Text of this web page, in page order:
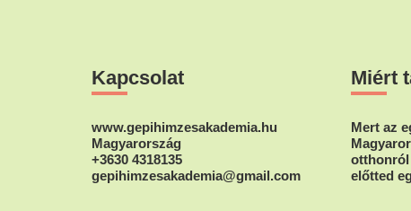
Kapcsolat
www.gepihimzesakademia.hu
Magyarország
+3630 4318135
gepihimzesakademia@gmail.com
Miért
Mert az
előtted